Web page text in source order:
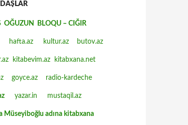
OĞUZUN BLOQU – CIĞIR
hafta.az kultur.az butov.az
kitabevim.az kitabxana.net
goyce.az radio-kardeche
yazar.in mustaqil.az
Müseyiboğlu adına kitabxana